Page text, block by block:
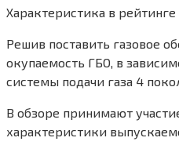
Характеристика в рейтинге
Решив поставить газовое
окупаемость ГБО, в
системы подачи газа 4
В обзоре принимают
характеристики